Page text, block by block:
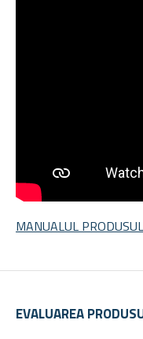
MANUALUL
EVALUAREA